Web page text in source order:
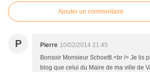
Ajouter un commentaire
P Pierre 10/02/2014 21:45
Bonsoir Monsieur Schoettl.<br /> Je lis
blog que celui du Maire de ma ville de